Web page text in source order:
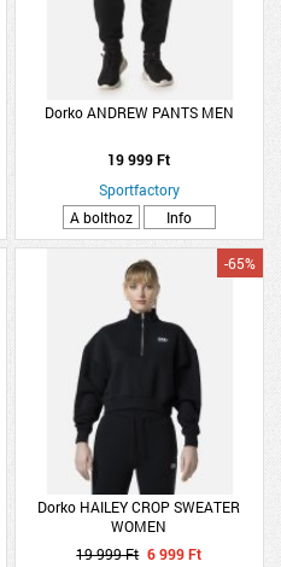
Dorko ANDREW PANTS MEN
19 999 Ft
Sportfactory
A bolthoz
Info
Dorko HAILEY CROP SWEATER
WOMEN
-65%
19 999 Ft 6 999 Ft